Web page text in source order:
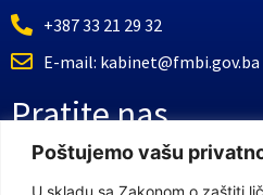
Poštujemo vašu
U skladu sa Zakonom o zaštiti
+387 33 21 29 32
E-mail: kabinet@fmbi.gov.ba
Pratite nas
Facebook Stranica